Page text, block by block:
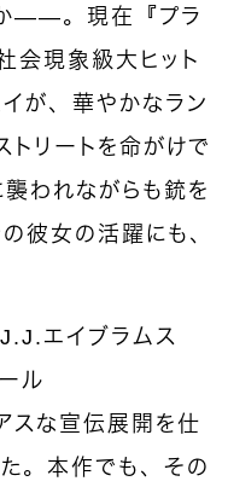
か——。現在『プラ
会現象級大ヒット
イが、華やかなラン
トリートを命がけで
われながらも銃を
彼女の活躍にも、
エイブラムス
ル
スな宣伝展開を仕
。本作でも、その